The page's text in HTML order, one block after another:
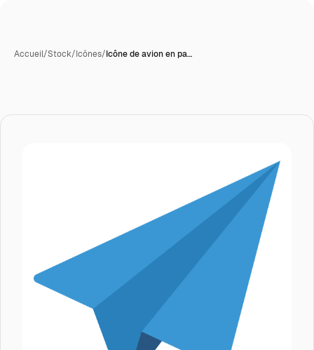
Accueil/Stock/Icônes/Icône de avion en pa…